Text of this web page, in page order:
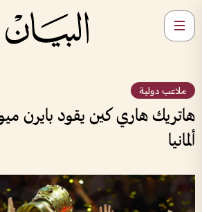
ملاعب دولية
هاتريك هاري كين يقود بايرن
ألمانيا